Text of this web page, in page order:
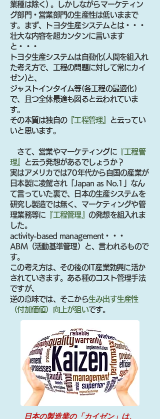
業種は除く) 。しかしながらマーケティン
グ部門・営業部門の生産性は低いままで
す。まず、トヨタ生産システムとは・・・
壮大な内容を超カンタンに言います
と・・・
トヨタ生産システムは自動化(人間を組入れ
た考え方で、工程の問題に対して常にカイ
ゼン)と、
ジャストインタイム等(各工程の最適化)
で、且つ全体最適も図ると云われていま
す。
その本質は独自の『工程管理』
と云ってい
いと思います。
さて、営業やマーケティングに『工程管
理』
と云う発想があるでしょうか？
実はアメリカでは70年代から自国の産業が
日本製に凌駕され「Japan as No.1」なん
て言っていた裏で、日本の生産システムを
研究し製造では無く、マーケティングや管
理業務等に 『工程管理』 の発想を組入れま
した。
activity-based management・・・
ABM（活動基準管理）と、言われるもので
す。
この考え方は、その後のIT産業勃興に活か
されていきます。ある種のコスト管理手法
ですが、
逆の意味では、そこから生み出す生産性
（付加価値）向上が狙いです。
日本の製造業の「カイゼン」は、